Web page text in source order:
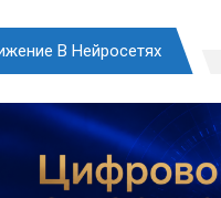
В Нейросетях